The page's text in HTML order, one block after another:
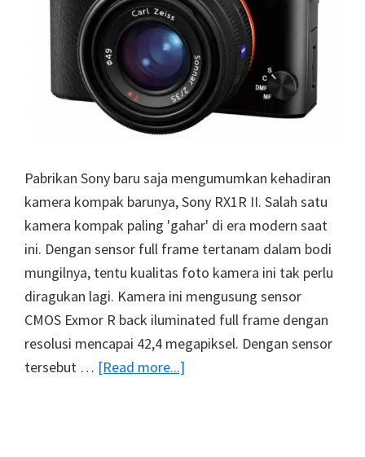
Pabrikan Sony baru saja mengumumkan kehadiran
kamera kompak barunya, Sony RX1R II. Salah satu
kamera kompak paling 'gahar' di era modern saat
ini. Dengan sensor full frame tertanam dalam bodi
mungilnya, tentu kualitas foto kamera ini tak perlu
diragukan lagi. Kamera ini mengusung sensor
CMOS Exmor R back iluminated full frame dengan
resolusi mencapai 42,4 megapiksel. Dengan sensor
tersebut … [Read more...]